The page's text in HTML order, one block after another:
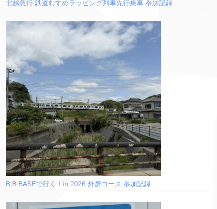
北越急行 鉄道むすめラッピング列車先行乗車 参加記録
B.B.BASEで行く！in 2026 外房コース 参加記録